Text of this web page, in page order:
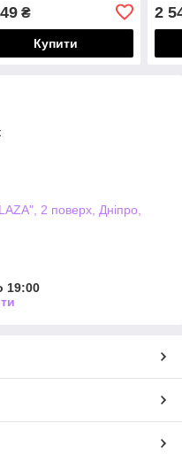
₴
Купити
2
2 поверх, Дніпро,
19:00